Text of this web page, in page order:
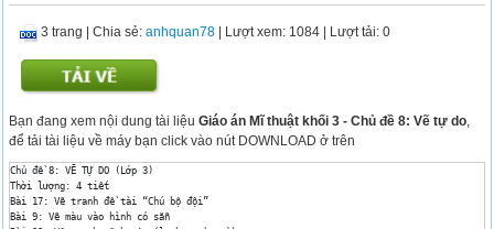
3 trang |Chia sẻ:anhquan78 | Lượt xem: 1084 | Lượt tải: 0
Bạn đang xem nội dung tài liệuGiáo án Mĩ thuật khối 3 - Chủ đề 8: Vẽ tự do
để tải tài liệu về máy bạn click vào nút DOWNLOAD ở trên
Chủ đề 8: VẼ TỰ DO (Lớp 3)
Thời lượng: 4 tiết
Bài 17: Vẽ tranh đề tài “Chú bộ đội”
Bài 9: Vẽ màu vào hình có sẵn